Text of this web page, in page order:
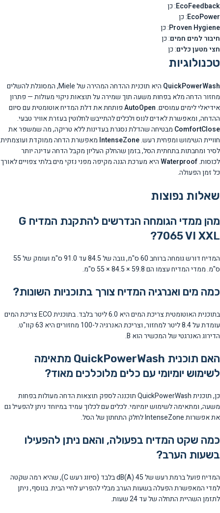
EcoFeedback: כן
EcoPower: כן
Proven Hygiene: כן
חיבור למים חמים: כן
חצי מטען כלים: כן
טכנולוגיות
QuickPowerWash
היא תוכנית ההדחה המהירה של Miele, המסוגלת להשלים
מחזור הדחה מלא בפחות משעה תוך שמירה על תוצאות ניקוי מעולות — פתרון
אידיאלי לימים עמוסים.AutoOpenפותחת את דלת המדיח אוטומטית עם סיום
ההדחה, ומאפשרת לאדים לנוס ולכלים להתייבש לחלוטין בעזרת אוויר טבעי.
ComfortClose מבטיחה שהדלת נסגרת בעדינות ללא טריקה, מה שמשפר את
חוויית השימוש ומפחית רעש.IntenseZone מאפשרת הדחה ממוקדת ועוצמתית
לסיר ומחבתות בתחתית הסל, בזמן שהחלק העליון מקבל הדחה עדינה יותר
לכוסות.Waterproofהיא מערכת הגנה מקיפה מפני נזקי מים בלתי צפויים לאורך
כל זמן הפעולה.
שאלות נפוצות
מהן ממדי הגומחה הנדרשים להתקנת המדיח G
7065 VI XXL?
המדיח דורש גומחה ברוחב 60 ס"מ, גובה של 84.5 עד 91.0 ס"מ ועומק של 55
ס"מ. ממדי המדיח עצמו הם 59.8 × 84.5 × 55 ס"מ.
כמה מים ואנרגיה המדיח צורך בתוכניות השונות?
בתוכנית האוטומטית צריכת המים היא 6.0 ליטר בלבד. בתוכנית ECO צריכת המים
עומדת על 8.4 ליטר למחזור, וצריכת האנרגיה ל-100 מחזורים היא 63 קוו"ט.
הדירוג האנרגטי של המכשיר הוא B.
האם תוכנית QuickPowerWash מתאימה
לשימוש יומיומי עם כלים מלוכלכים מאוד?
כן, תוכנית QuickPowerWash תוכננה לספק תוצאות הדחה מעולות בפחות
משעה, ומתאימה לשימוש יומיומי. לכלים עם לכלוך עמיד במיוחד ניתן להפעיל גם
את אפשרות IntenseZone לחלק התחתון של הסל.
כמה שקט המדיח בפעולה, והאם ניתן להפעילו
בשעות הערב?
המדיח פועל ברמת רעש של 45 dB(A) בלבד (סיווג רעש C), שהיא רמה שקטה
למדי המאפשרת הפעלה בשעות הערב מבלי להפריע לחיי הבית. בנוסף, ניתן
לתזמן השהיית התחלה של עד 24 שעות.